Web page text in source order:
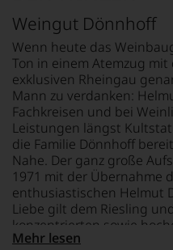
sich
unsere
Weinselektion
bewegt.
Das
aber
genügt
uns
nicht
mehr.
Wir
haben
festgestellt,
dass
manch
durch
seinen
Vater
wandte
er
sich
aber
vor
allen
Dingen
nach
1978
zunehmend
der
Weinwelt
zu.
der
Zeitschrift
»Wine
&
Spirits«.
1984
absolvierte
sie
die
schwierigste
Weinprüfung
der
Welt,
den
»Master
8,5 % Vol.
Weingut Dönnhoff
Wenn heute das
Ton in einem Atemzug
exklusiven Rheingau
Mann zu verdanken:
Fachkreisen und bei
Leistungen längst
die Familie Dönnhoff
Nahe. Der ganz große
1971 mit der Übernahme
enthusiastischen Helmut
Liebe gilt dem Riesling
konzentrierten sowie
Sorte hat er die Nahe
Mehr lesen